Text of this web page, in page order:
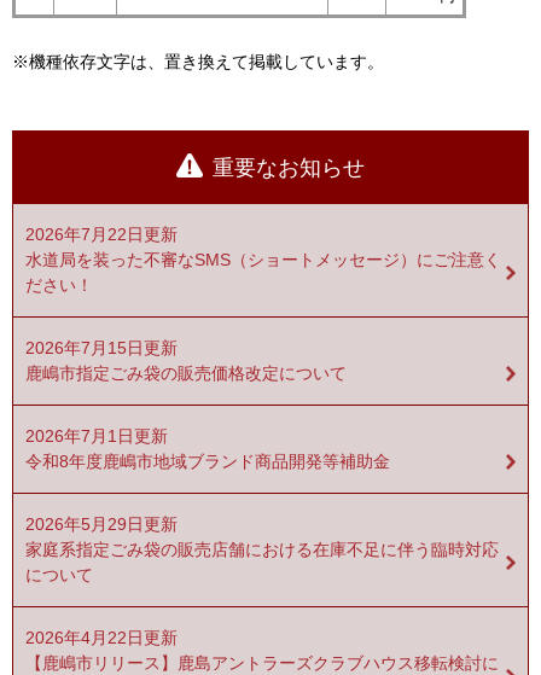
※機種依存文字は、置き換えて掲載しています。
重要なお知らせ
2026年7月22日更新
水道局を装った不審なSMS（ショートメッセージ）にご注意く
ださい！
2026年7月15日更新
鹿嶋市指定ごみ袋の販売価格改定について
2026年7月1日更新
令和8年度鹿嶋市地域ブランド商品開発等補助金
2026年5月29日更新
家庭系指定ごみ袋の販売店舗における在庫不足に伴う臨時対応
について
2026年4月22日更新
【鹿嶋市リリース】鹿島アントラーズクラブハウス移転検討に